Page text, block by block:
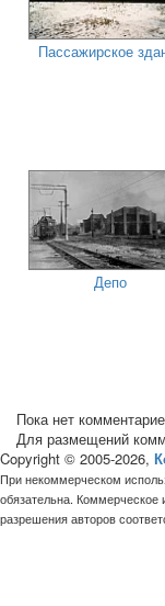
Пассажирское
Депо
Пока нет
Для размещений
Copyright © 2005-2026,
При некоммерческом
обязательна. Коммерческое
разрешения авторов